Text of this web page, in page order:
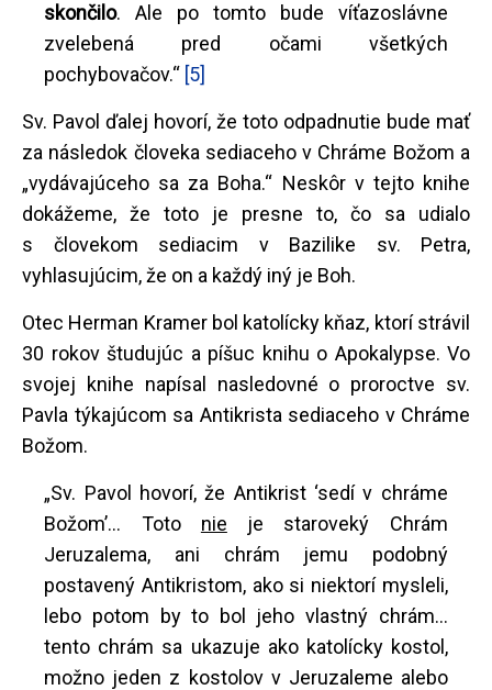
skončilo. Ale po tomto bude víťazoslávne
zvelebená pred očami všetkých
pochybovačov.“ [5]
Sv. Pavol ďalej hovorí, že toto odpadnutie bude mať
za následok človeka sediaceho v Chráme Božom a
„vydávajúceho sa za Boha.“ Neskôr v tejto knihe
dokážeme, že toto je presne to, čo sa udialo
s človekom sediacim v Bazilike sv. Petra,
vyhlasujúcim, že on a každý iný je Boh.
Otec Herman Kramer bol katolícky kňaz, ktorí strávil
30 rokov študujúc a píšuc knihu o Apokalypse. Vo
svojej knihe napísal nasledovné o proroctve sv.
Pavla týkajúcom sa Antikrista sediaceho v Chráme
Božom.
„Sv. Pavol hovorí, že Antikrist ‘sedí v chráme
Božom’... Toto nie je staroveký Chrám
Jeruzalema, ani chrám jemu podobný
postavený Antikristom, ako si niektorí mysleli,
lebo potom by to bol jeho vlastný chrám...
tento chrám sa ukazuje ako katolícky kostol,
možno jeden z kostolov v Jeruzaleme alebo